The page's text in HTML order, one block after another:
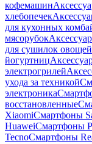
кофемашин
хлебопечек
для кухонных
мясорубок
для сушилок
йогуртниц
электрогрилей
ухода за техникой
электроника
восстановленные
XiaomiСмартфоны
HuaweiСмартфоны
TecnoСмартфоны